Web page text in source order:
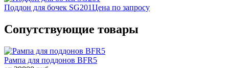
Поддон для бочек SG201Цена по запросу
Сопутствующие товары
Рампа для поддонов BFR5